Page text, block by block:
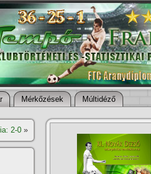
Mérkőzések Múltidéző
2-0 »